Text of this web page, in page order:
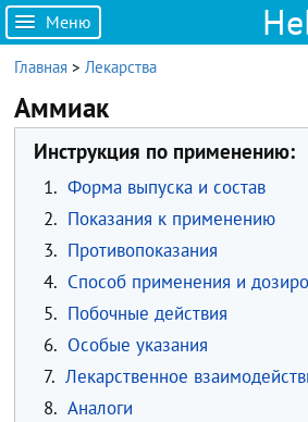
Меню
Главная >Лекарства
Аммиак
Инструкция по применению:
1. Форма выпуска и состав
2. Показания к применению
3. Противопоказания
4. Способ применения и
5. Побочные действия
6. Особые указания
7. Лекарственное
8. Аналоги